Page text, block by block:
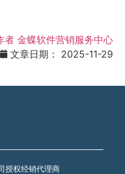
者 金蝶软件营销服务中心
文章日期：
2025-11-29
授权经销代理商